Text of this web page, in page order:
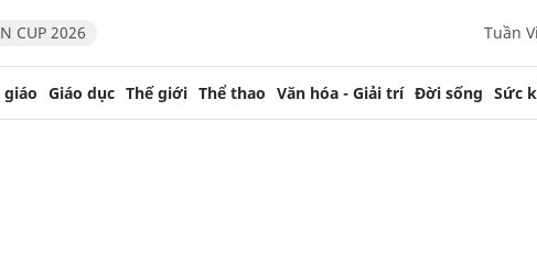
CUP 2026 Tuần
giáo Giáo dục Thế giới Thể thao Văn hóa - Giải trí Đời sống Sức